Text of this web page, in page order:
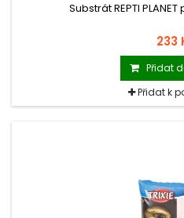
Substrát REPTI
233
Přidat
Přidat k